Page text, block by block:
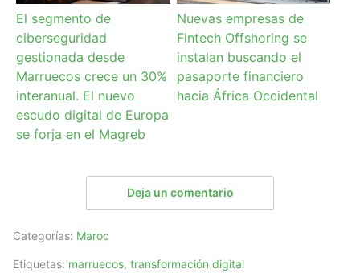
El segmento de
ciberseguridad
gestionada desde
Marruecos crece un 30%
interanual. El nuevo
escudo digital de Europa
se forja en el Magreb
Nuevas empresas de
Fintech Offshoring se
instalan buscando el
pasaporte financiero
hacia África Occidental
Deja un comentario
Categorías: Maroc
Etiquetas: marruecos, transformación digital